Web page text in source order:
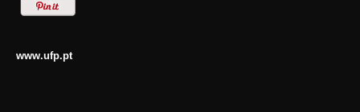
www.ufp.pt